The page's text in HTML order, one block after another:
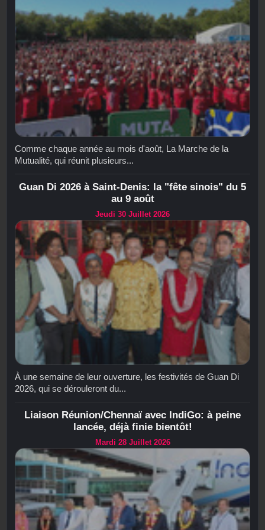
Comme chaque année au mois d'août, La Marche de la
Mutualité, qui réunit plusieurs...
Guan Di 2026 à Saint-Denis: la "fête sinois" du 5
au 9 août
Jeudi 30 Juillet 2026
À une semaine de leur ouverture, les festivités de Guan Di
2026, qui se dérouleront du...
Liaison Réunion/Chennaï avec IndiGo: à peine
lancée, déjà finie bientôt!
Mardi 28 Juillet 2026